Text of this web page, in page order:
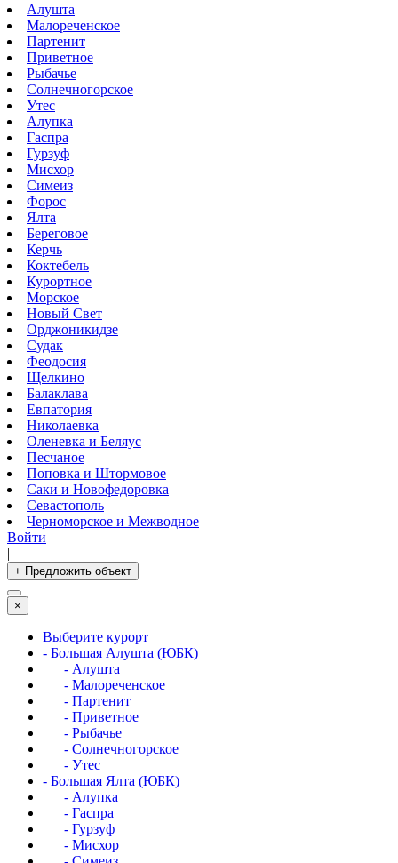
Алушта
Малореченское
Партенит
Приветное
Рыбачье
Солнечногорское
Утес
Алупка
Гаспра
Гурзуф
Мисхор
Симеиз
Форос
Ялта
Береговое
Керчь
Коктебель
Курортное
Морское
Новый Свет
Орджоникидзе
Судак
Феодосия
Щелкино
Балаклава
Евпатория
Николаевка
Оленевка и Беляус
Песчаное
Поповка и Штормовое
Саки и Новофедоровка
Севастополь
Черноморское и Межводное
Войти
|
+ Предложить объект
×
Выберите курорт
- Большая Алушта (ЮБК)
- Алушта
- Малореченское
- Партенит
- Приветное
- Рыбачье
- Солнечногорское
- Утес
- Большая Ялта (ЮБК)
- Алупка
- Гаспра
- Гурзуф
- Мисхор